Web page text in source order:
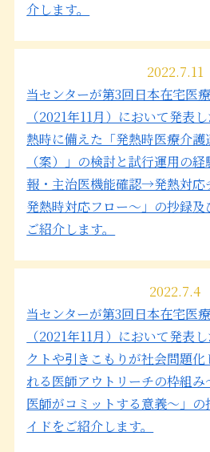
介します。
2022.7.11
当センターが第3回日本在宅医
（2021年11月）において発表
熱時に備えた「発熱時医療介
（案）」の検討と試行運用の
報・主治医機能確認→発熱対
発熱時対応フロー～」の抄録
ご紹介します。
2022.7.4
当センターが第3回日本在宅医
（2021年11月）において発表
クトや引きこもりが社会問題化
れる医師アウトリーチの枠組
医師がコミットする意義～」の
イドをご紹介します。